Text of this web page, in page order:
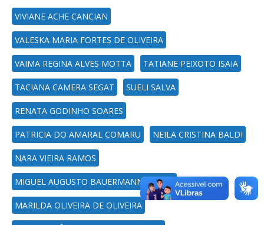
VIVIANE ACHE CANCIAN
VALESKA MARIA FORTES DE OLIVEIRA
VAIMA REGINA ALVES MOTTA TATIANE PEIXOTO ISAIA
TACIANA CAMERA SEGAT SUELI SALVA
RENATA GODINHO SOARES
PATRICIA DO AMARAL COMARU NEILA CRISTINA BALDI
NARA VIEIRA RAMOS
MIGUEL AUGUSTO BAUERMANN BRASIL
MARILDA OLIVEIRA DE OLIVEIRA